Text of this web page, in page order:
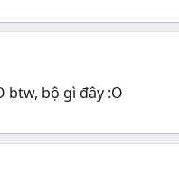
btw, bộ gì đây :O